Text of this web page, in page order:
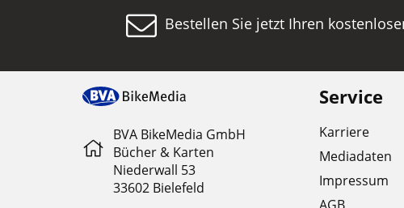
Bestellen Sie jetzt Ihren
BVA BikeMedia GmbH
Bücher & Karten
Niederwall 53
33602 Bielefeld
Service
Karriere
Mediadaten
Impressum